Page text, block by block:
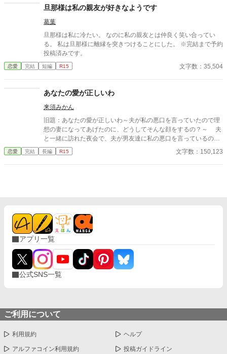
るつもりだった。分かっていてそれでも、許せなかった。 メリ
ッサにとってアイルザートは、本心から愛した人だったから。
旦那様は私の親友が好きなようです
葛葉
旦那様は私に冷たい。 なのに私の親友とは仲良く笑い合ってい
る。 私は旦那様に離縁を突きつけることにした。 ※完結まで予約
投稿済みです。
恋愛 完結 短編 R15 文字数：35,504
あなたの愛が正しいわ
来須みかん
旧題：あなたの愛が正しいわ～夫が私の悪口を言っていたので理
想の妻になってあげたのに、どうしてそんな顔をするの？～ 夫
と一緒に訪れた夜会で、夫が男友達に私の悪口を言っているのを
聞いてしまった。そのことをきっかけに、私は夫の理想の妻にな
ることを決める。それまで夫を心の底から愛して尽くしていたけ
恋愛 完結 長編 R15 文字数：150,123
アプリ一覧
公式SNS一覧
ご利用について
利用規約 ヘルプ
アルファコイン利用規約 投稿ガイドライン